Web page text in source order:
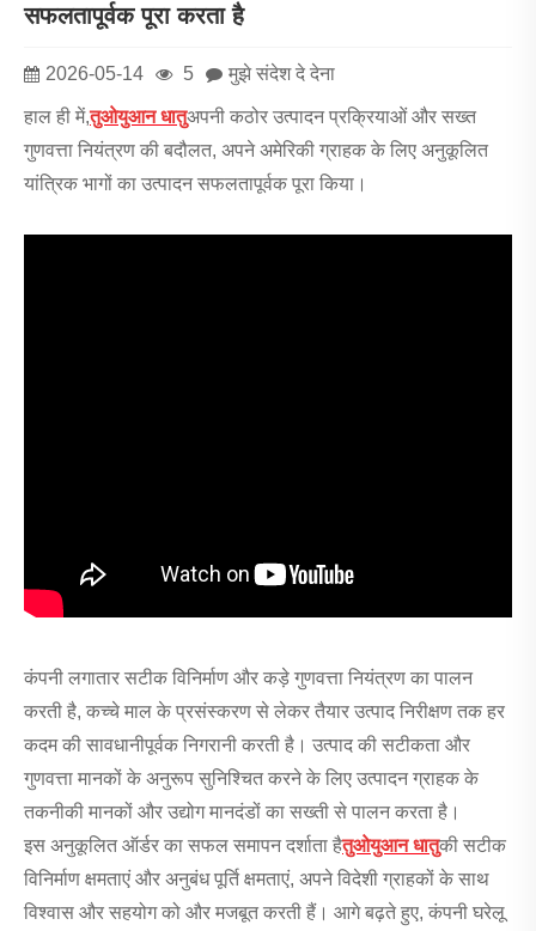
सफलतापूर्वक पूरा करता है
2026-05-14 5 मुझे संदेश दे देना
हाल ही में,तुओयुआन धातुअपनी कठोर उत्पादन प्रक्रियाओं और सख्त
गुणवत्ता नियंत्रण की बदौलत, अपने अमेरिकी ग्राहक के लिए अनुकूलित
यांत्रिक भागों का उत्पादन सफलतापूर्वक पूरा किया।
कंपनी लगातार सटीक विनिर्माण और कड़े गुणवत्ता नियंत्रण का पालन
करती है, कच्चे माल के प्रसंस्करण से लेकर तैयार उत्पाद निरीक्षण तक हर
कदम की सावधानीपूर्वक निगरानी करती है। उत्पाद की सटीकता और
गुणवत्ता मानकों के अनुरूप सुनिश्चित करने के लिए उत्पादन ग्राहक के
तकनीकी मानकों और उद्योग मानदंडों का सख्ती से पालन करता है।
इस अनुकूलित ऑर्डर का सफल समापन दर्शाता हैतुओयुआन धातुकी सटीक
विनिर्माण क्षमताएं और अनुबंध पूर्ति क्षमताएं, अपने विदेशी ग्राहकों के साथ
विश्वास और सहयोग को और मजबूत करती हैं। आगे बढ़ते हुए, कंपनी घरेलू